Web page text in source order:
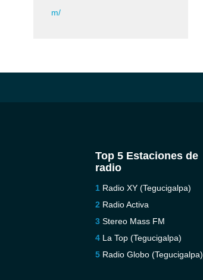
m/
Top 5 Estaciones de
radio
Radio XY (Tegucigalpa)
Radio Activa
Stereo Mass FM
La Top (Tegucigalpa)
Radio Globo (Tegucigalpa)